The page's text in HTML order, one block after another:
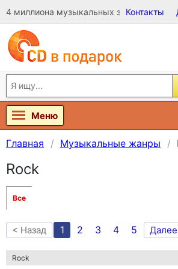
4 миллиона музыкальных записей на
Контакты
Меню
Главная Музыкальные жанры
Rock
Все
< Назад 1 2 3 4 5
Rock